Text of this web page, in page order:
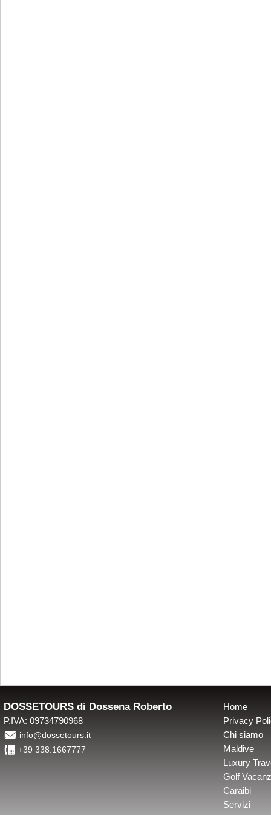
DOSSETOURS di Dossena Roberto
P.IVA: 09734790968
É info@dossetours.it
4 +39 338.1667777
Home
Privacy
Chi siamo
Maldive
Luxury
Golf
Caraibi
Servizi